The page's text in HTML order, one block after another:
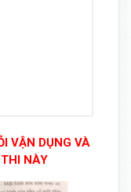
VẬN DỤNG VÀ
NÀY